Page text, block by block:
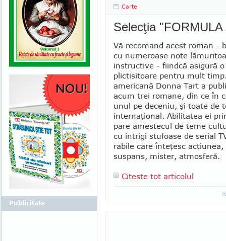
Carte
Selecţia "FORMULA
Vă recomand acest roman -
cu nu­me­roase note
instructive - fiindcă asi­gură
plictisitoare pentru mult
americană Donna Tart a
acum trei romane, din ce în
unul pe de­ceniu, şi toate de
internaţional. Abilitatea ei
pare amestecul de teme
cu intrigi stufoase de serial
rabile care înteţesc
suspans, mister, atmosferă.
Citeste tot articolul
Publicitate